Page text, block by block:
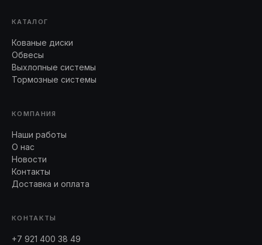
КАТАЛОГ
Кованые диски
Обвесы
Выхлопные системы
Тормозные системы
КОМПАНИЯ
Наши работы
О нас
Новости
Контакты
Доставка и оплата
КОНТАКТЫ
+7 921 400 38 49